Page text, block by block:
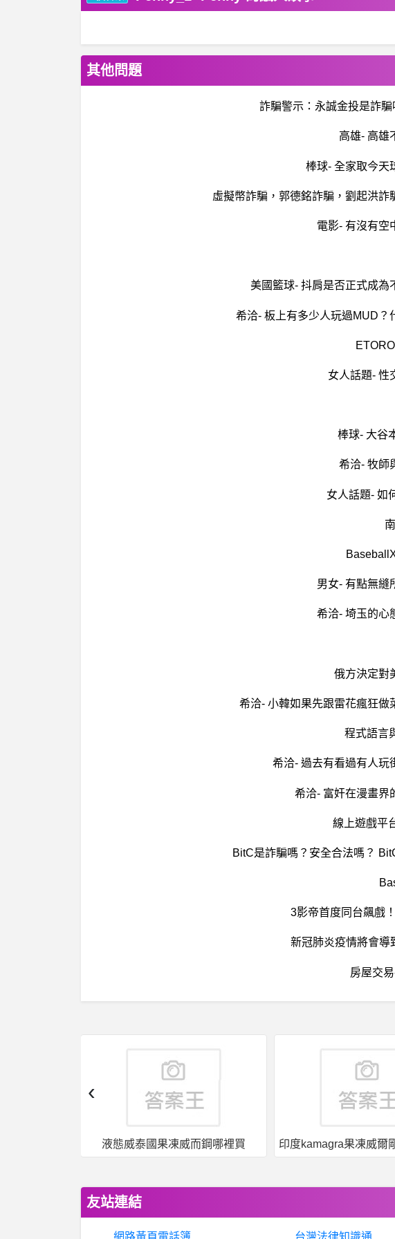
其他問題
詐騙警示：永誠金投是詐
高雄- 高雄
棒球- 全家取今天
虛擬幣詐騙，郭德銘詐騙，劉起洪
電影- 有沒有空
美國籃球- 抖肩是否正式成為
希洽- 板上有多少人玩過MUD？
女人話題- 性
棒球- 大谷
希洽- 牧師
女人話題- 如
男女- 有點無縫
希洽- 埼玉的心
俄方決定對
希洽- 小韓如果先跟雷花瘋狂做
程式語言
希洽- 過去有看過有人玩
希洽- 富奸在漫畫界
線上遊戲平
BitC是詐騙嗎？安全合法嗎？
3影帝首度同台飆戲
新冠肺炎疫情將會導
房屋交
‹
友站連結
網路黃頁電話簿 台灣法律知識通